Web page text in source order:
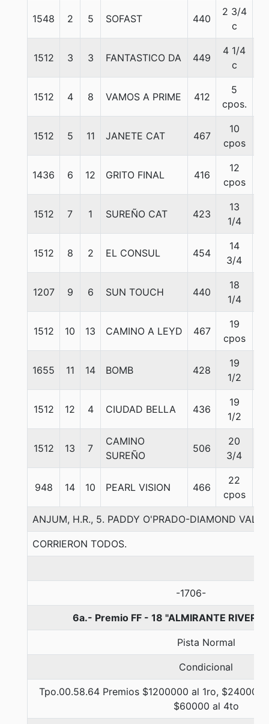
1548 2 5 SOFAST 440
2 3/4
c
1512 3 3 FANTASTICO DA 449
4 1/4
c
1512 4 8 VAMOS A PRIME 412
5
cpos.
1512 5 11 JANETE CAT 467
10
cpos
1436 6 12 GRITO FINAL 416
12
cpos
1512 7 1 SUREÑO CAT 423
13
1/4
1512 8 2 EL CONSUL 454
14
3/4
1207 9 6 SUN TOUCH 440
18
1/4
1512 10 13 CAMINO A LEYD 467
19
cpos
1655 11 14 BOMB 428
19
1/2
1512 12 4 CIUDAD BELLA 436
19
1/2
1512 13 7
CAMINO
SUREÑO
506
20
3/4
948 14 10 PEARL VISION 466
22
cpos
ANJUM, H.R., 5. PADDY O'PRADO-DIAMOND
CORRIERON TODOS.
-1706-
6a.- Premio FF - 18 "ALMIRANTE
Pista Normal
Condicional
Tpo.00.58.64 Premios $1200000 al 1ro, $240000
$60000 al 4to